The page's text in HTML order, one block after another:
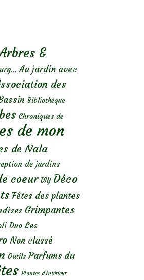
&
Au jardin avec
des
Bibliothèque
Chroniques de
de mon
de Nala
de jardins
coeur DIY Déco
Fêtes des plantes
Grimpantes
Duo Les
Non classé
Outils Parfums du
Plantes d’intérieur